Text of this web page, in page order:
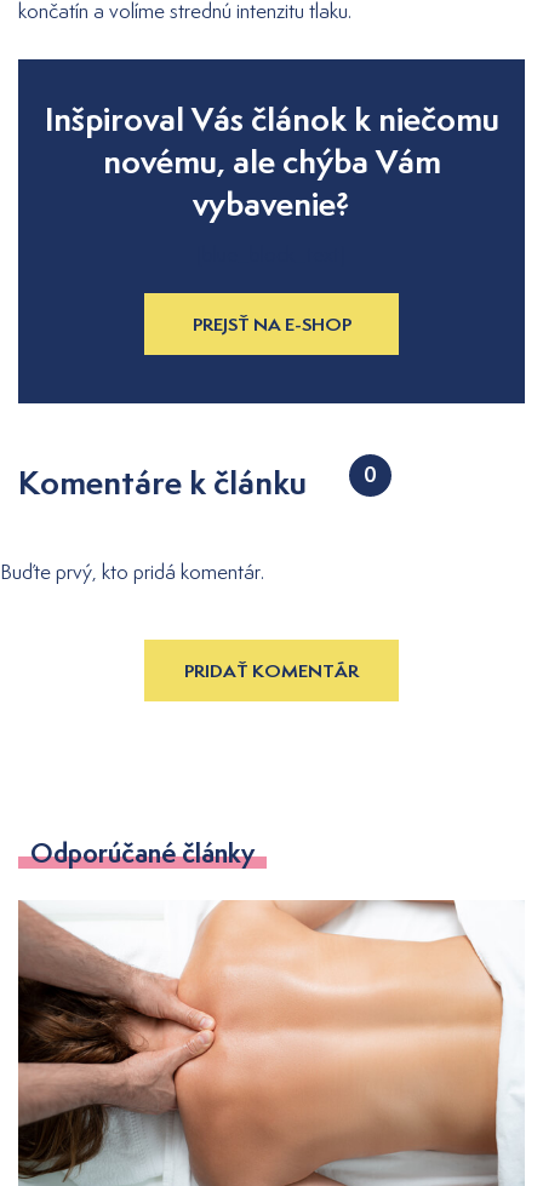
končatín a volíme strednú intenzitu tlaku.
Inšpiroval Vás článok k niečomu
novému, ale chýba Vám
vybavenie?
PREJSŤ NA E-SHOP
Komentáre k článku 0
Buďte prvý, kto pridá komentár.
PRIDAŤ KOMENTÁR
Odporúčané články